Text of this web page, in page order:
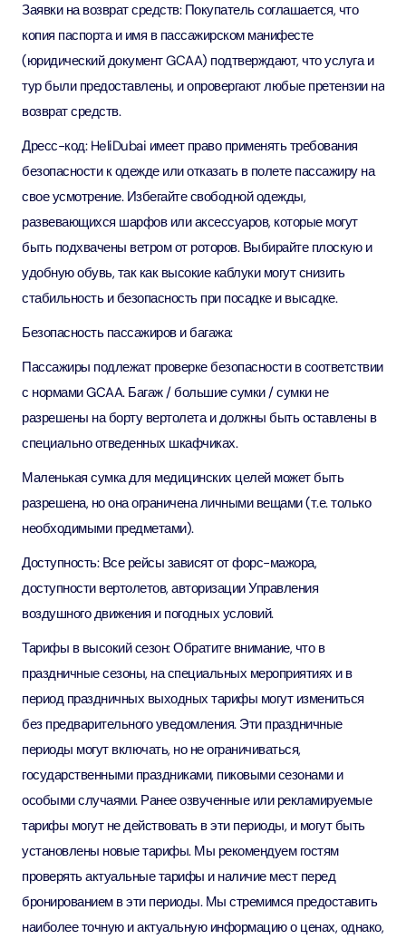
Заявки на возврат средств: Покупатель соглашается, что
копия паспорта и имя в пассажирском манифесте
(юридический документ GCAA) подтверждают, что услуга и
тур были предоставлены, и опровергают любые претензии на
возврат средств.
Дресс-код: HeliDubai имеет право применять требования
безопасности к одежде или отказать в полете пассажиру на
свое усмотрение. Избегайте свободной одежды,
развевающихся шарфов или аксессуаров, которые могут
быть подхвачены ветром от роторов. Выбирайте плоскую и
удобную обувь, так как высокие каблуки могут снизить
стабильность и безопасность при посадке и высадке.
Безопасность пассажиров и багажа:
Пассажиры подлежат проверке безопасности в соответствии
с нормами GCAA. Багаж / большие сумки / сумки не
разрешены на борту вертолета и должны быть оставлены в
специально отведенных шкафчиках.
Маленькая сумка для медицинских целей может быть
разрешена, но она ограничена личными вещами (т.е. только
необходимыми предметами).
Доступность: Все рейсы зависят от форс-мажора,
доступности вертолетов, авторизации Управления
воздушного движения и погодных условий.
Тарифы в высокий сезон: Обратите внимание, что в
праздничные сезоны, на специальных мероприятиях и в
период праздничных выходных тарифы могут измениться
без предварительного уведомления. Эти праздничные
периоды могут включать, но не ограничиваться,
государственными праздниками, пиковыми сезонами и
особыми случаями. Ранее озвученные или рекламируемые
тарифы могут не действовать в эти периоды, и могут быть
установлены новые тарифы. Мы рекомендуем гостям
проверять актуальные тарифы и наличие мест перед
бронированием в эти периоды. Мы стремимся предоставить
наиболее точную и актуальную информацию о ценах, однако,